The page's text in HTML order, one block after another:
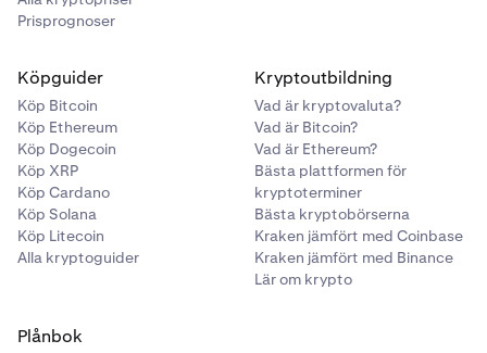
Prisprognoser
Köpguider
Köp Bitcoin
Köp Ethereum
Köp Dogecoin
Köp XRP
Köp Cardano
Köp Solana
Köp Litecoin
Alla kryptoguider
Kryptoutbildning
Vad är kryptovaluta?
Vad är Bitcoin?
Vad är Ethereum?
Bästa plattformen för
kryptoterminer
Bästa kryptobörserna
Kraken jämfört med Coinbase
Kraken jämfört med Binance
Lär om krypto
Plånbok